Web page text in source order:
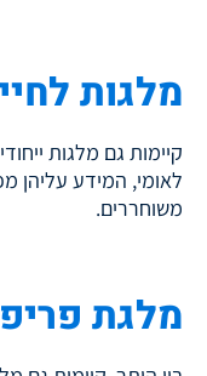
מלגות
קיימות גם מלגות
לאומי, המידע עליהן
משוחררים.
מלגת